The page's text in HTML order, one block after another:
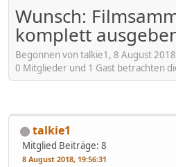
Wunsch:
komplett
Begonnen von talkie1, 8 August
0 Mitglieder und 1 Gast betrachten
talkie1
Mitglied Beiträge: 8
8 August 2018, 19:56:31